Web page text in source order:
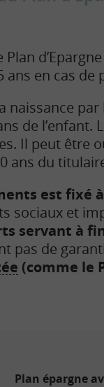
Plan
ans en cas de
naissance
de
Il peut être
ans du
est fixé
sociaux et
servant à
pas de
(comme le
Plan épargne